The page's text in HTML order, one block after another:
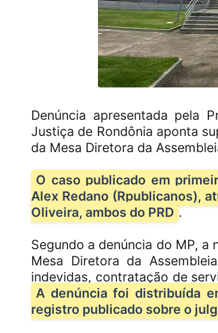
Denúncia apresentada pela
Justiça de Rondônia aponta
da Mesa Diretora da
O caso publicado em
Alex Redano (Rpublicanos),
Oliveira, ambos do PRD .
Segundo a denúncia do MP,
Mesa Diretora da
indevidas, contratação de
A denúncia foi distribuída
registro publicado sobre o